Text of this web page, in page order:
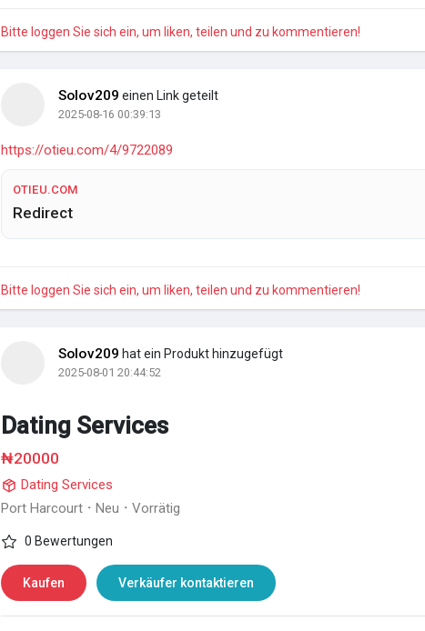
Bitte loggen Sie sich ein, um liken, teilen und zu kommentieren!
Solov209 einen Link geteilt
2025-08-16 00:39:13
https://otieu.com/4/9722089
OTIEU.COM
Redirect
Bitte loggen Sie sich ein, um liken, teilen und zu kommentieren!
Solov209 hat ein Produkt hinzugefügt
2025-08-01 20:44:52
Dating Services
₦20000
Dating Services
Port Harcourt · Neu · Vorrätig
0 Bewertungen
Kaufen Verkäufer kontaktieren